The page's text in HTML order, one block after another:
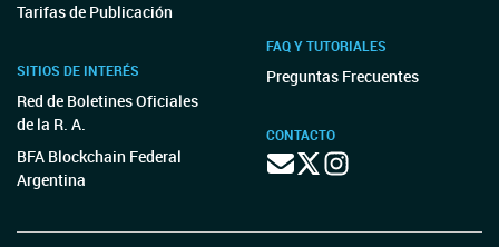
Tarifas de Publicación
SITIOS DE INTERÉS
Red de Boletines Oficiales
de la R. A.
BFA Blockchain Federal
Argentina
FAQ Y TUTORIALES
Preguntas Frecuentes
CONTACTO